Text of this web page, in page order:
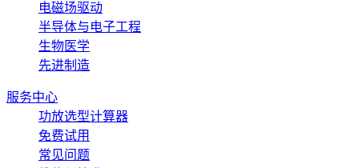
电磁场驱动
半导体与电子工程
生物医学
先进制造
服务中心
功放选型计算器
免费试用
常见问题